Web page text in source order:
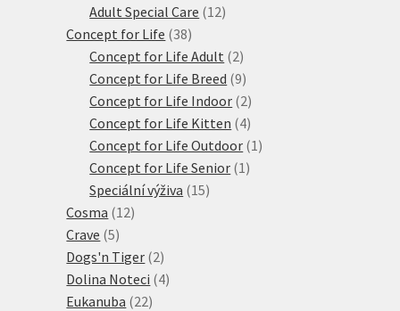
produktů
Adult Special Care 1212
Concept for Life 3838
produktů
Concept for Life Adult 22
produkty
Concept for Life Breed 99
produktů
Concept for Life Indoor 22
produkty
Concept for Life Kitten 44
produkty
Concept for Life Outdoor 1 1
Concept for Life Senior 1 1
Speciální výživa 1515
Cosma 1212
Crave 55
produktů
Dogs'n Tiger 22
produkty
Dolina Noteci 44
Eukanuba 2222